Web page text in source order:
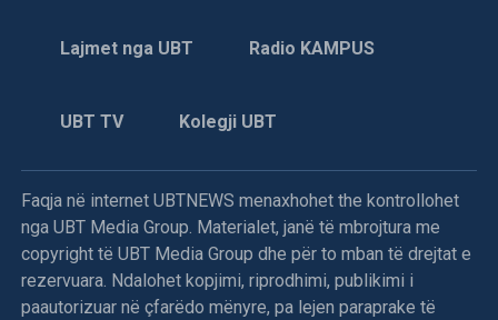
Lajmet nga UBT Radio KAMPUS
UBT TV Kolegji UBT
Faqja në internet UBTNEWS menaxhohet the kontrollohet
nga UBT Media Group. Materialet, janë të mbrojtura me
copyright të UBT Media Group dhe për to mban të drejtat e
rezervuara. Ndalohet kopjimi, riprodhimi, publikimi i
paautorizuar në çfarëdo mënyre, pa lejen paraprake të